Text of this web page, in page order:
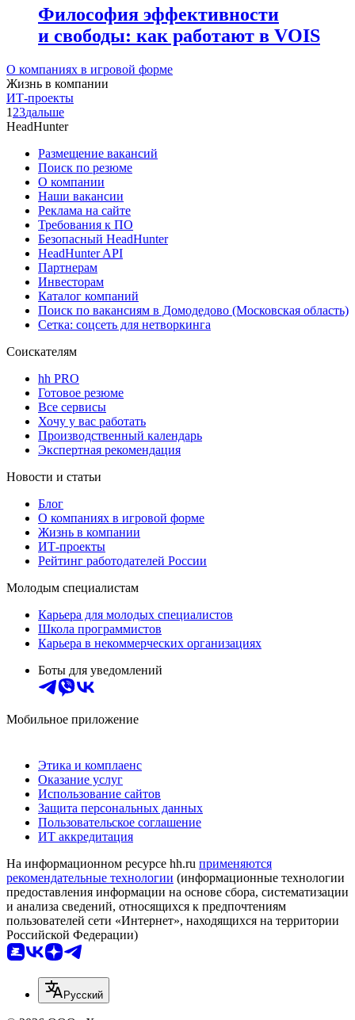
Философия эффективности
и свободы: как работают в VOIS
О компаниях в игровой форме
Жизнь в компании
ИТ-проекты
1 23дальше
HeadHunter
Размещение вакансий
Поиск по резюме
О компании
Наши вакансии
Реклама на сайте
Требования к ПО
Безопасный HeadHunter
HeadHunter API
Партнерам
Инвесторам
Каталог компаний
Поиск по вакансиям в Домодедово (Московская область)
Сетка: соцсеть для нетворкинга
Соискателям
hh PRO
Готовое резюме
Все сервисы
Хочу у вас работать
Производственный календарь
Экспертная рекомендация
Новости и статьи
Блог
О компаниях в игровой форме
Жизнь в компании
ИТ-проекты
Рейтинг работодателей России
Молодым специалистам
Карьера для молодых специалистов
Школа программистов
Карьера в некоммерческих организациях
Боты для уведомлений
Мобильное приложение
Этика и комплаенс
Оказание услуг
Использование сайтов
Защита персональных данных
Пользовательское соглашение
ИТ аккредитация
На информационном ресурсе hh.ru применяются
рекомендательные технологии (информационные технологии
предоставления информации на основе сбора, систематизации
и анализа сведений, относящихся к предпочтениям
пользователей сети «Интернет», находящихся на территории
Российской Федерации)
Русский